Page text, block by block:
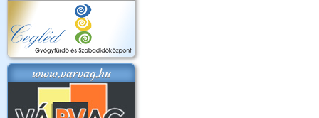
www.varvag.hu